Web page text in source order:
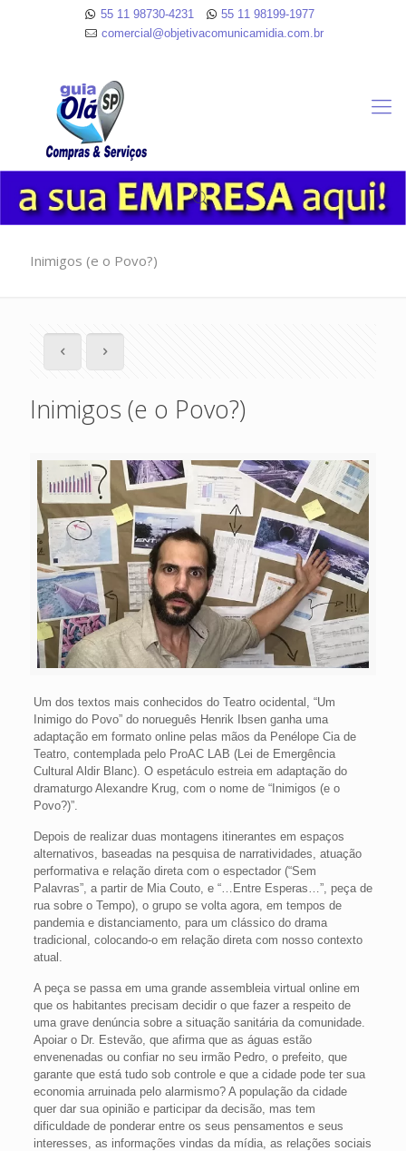
55 11 98730-4231
55 11 98199-1977
comercial@objetivacomunicamidia.com.br
Inimigos (e o Povo?)
Inimigos (e o Povo?)
Um dos textos mais conhecidos do Teatro ocidental, “Um
Inimigo do Povo” do norueguês Henrik Ibsen ganha uma
adaptação em formato online pelas mãos da Penélope Cia de
Teatro, contemplada pelo ProAC LAB (Lei de Emergência
Cultural Aldir Blanc). O espetáculo estreia em adaptação do
dramaturgo Alexandre Krug, com o nome de “Inimigos (e o
Povo?)”.
Depois de realizar duas montagens itinerantes em espaços
alternativos, baseadas na pesquisa de narratividades, atuação
performativa e relação direta com o espectador (“Sem
Palavras”, a partir de Mia Couto, e “…Entre Esperas…”, peça de
rua sobre o Tempo), o grupo se volta agora, em tempos de
pandemia e distanciamento, para um clássico do drama
tradicional, colocando-o em relação direta com nosso contexto
atual.
A peça se passa em uma grande assembleia virtual online em
que os habitantes precisam decidir o que fazer a respeito de
uma grave denúncia sobre a situação sanitária da comunidade.
Apoiar o Dr. Estevão, que afirma que as águas estão
envenenadas ou confiar no seu irmão Pedro, o prefeito, que
garante que está tudo sob controle e que a cidade pode ter sua
economia arruinada pelo alarmismo? A população da cidade
quer dar sua opinião e participar da decisão, mas tem
dificuldade de ponderar entre os seus pensamentos e seus
interesses, as informações vindas da mídia, as relações sociais